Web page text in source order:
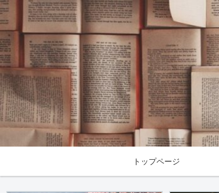
トップページ